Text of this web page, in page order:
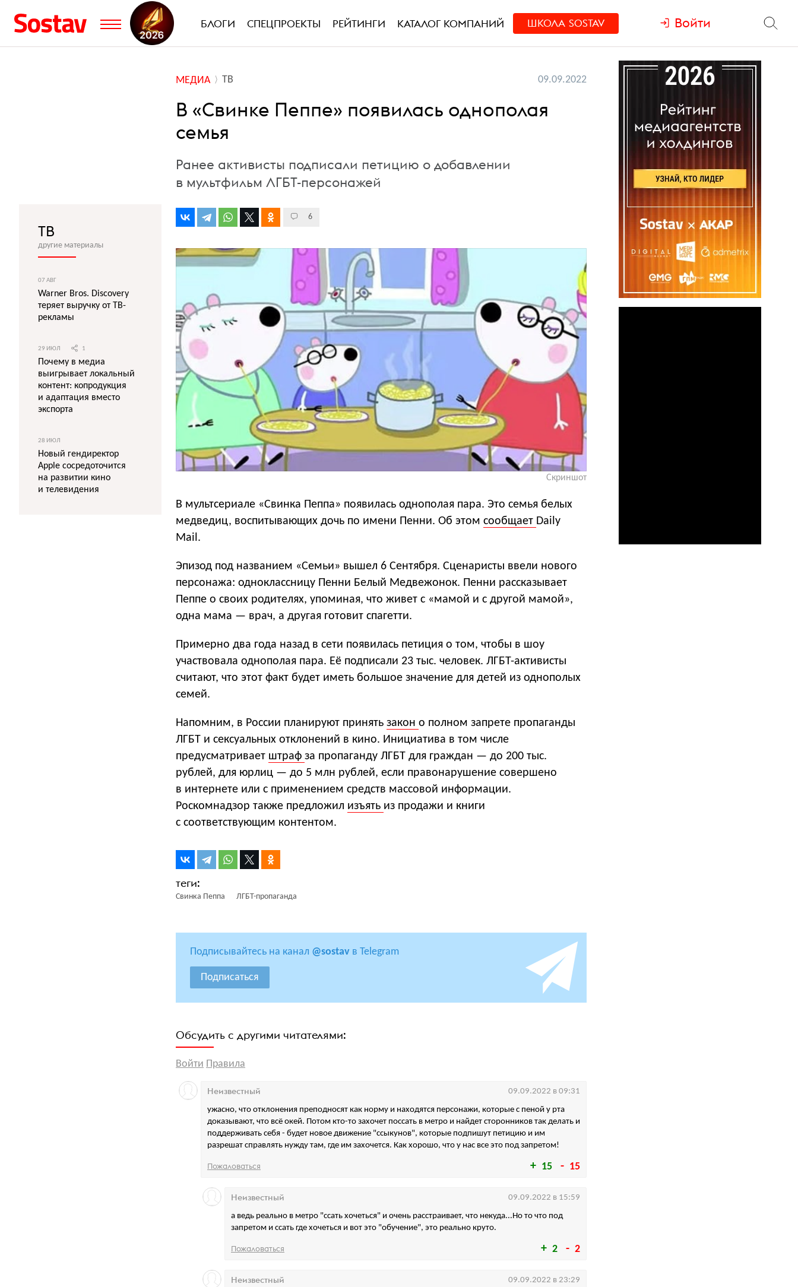
БЛОГИ СПЕЦПРОЕКТЫ РЕЙТИНГИ КАТАЛОГ КОМПАНИЙ ШКОЛА SOSTAV Войти
МЕДИА ТВ 09.09.2022
В «Свинке Пеппе» появилась однополая
семья
Ранее активисты подписали петицию о добавлении
в мультфильм ЛГБТ-персонажей
6
Скриншот
В мультсериале «Свинка Пеппа» появилась однополая пара. Это семья белых
медведиц, воспитывающих дочь по имени Пенни. Об этом сообщает Daily
Mail.
Эпизод под названием «Семьи» вышел 6 Сентября. Сценаристы ввели нового
персонажа: одноклассницу Пенни Белый Медвежонок. Пенни рассказывает
Пеппе о своих родителях, упоминая, что живет с «мамой и с другой мамой»,
одна мама — врач, а другая готовит спагетти.
Примерно два года назад в сети появилась петиция о том, чтобы в шоу
участвовала однополая пара. Её подписали 23 тыс. человек. ЛГБТ-активисты
считают, что этот факт будет иметь большое значение для детей из однополых
семей.
Напомним, в России планируют принять закон о полном запрете пропаганды
ЛГБТ и сексуальных отклонений в кино. Инициатива в том числе
предусматривает штраф за пропаганду ЛГБТ для граждан — до 200 тыс.
рублей, для юрлиц — до 5 млн рублей, если правонарушение совершено
в интернете или с применением средств массовой информации.
Роскомнадзор также предложил изъять из продажи и книги
с соответствующим контентом.
Свинка Пеппа ЛГБТ-пропаганда
Подписывайтесь на канал @sostav в Telegram
Подписаться
Обсудить с другими читателями:
Войти Правила
15 15
ужасно, что отклонения преподносят как норму и находятся персонажи, которые с пеной у рта
доказывают, что всё окей. Потом кто-то захочет поссать в метро и найдет сторонников так делать и
поддерживать себя - будет новое движение "ссыкунов", которые подпишут петицию и им
разрешат справлять нужду там, где им захочется. Как хорошо, что у нас все это под запретом!
Неизвестный 09.09.2022 в 09:31
Пожаловаться
2 2
а ведь реально в метро "ссать хочеться" и очень расстраивает, что некуда...Но то что под
запретом и ссать где хочеться и вот это "обучение", это реально круто.
Неизвестный 09.09.2022 в 15:59
Пожаловаться
Неизвестный 09.09.2022 в 23:29
ТВ
другие материалы
07 АВГ
Warner Bros. Discovery
теряет выручку от ТВ-
рекламы
29 ИЮЛ 1
Почему в медиа
выигрывает локальный
контент: копродукция
и адаптация вместо
экспорта
28 ИЮЛ
Новый гендиректор
Apple сосредоточится
на развитии кино
и телевидения